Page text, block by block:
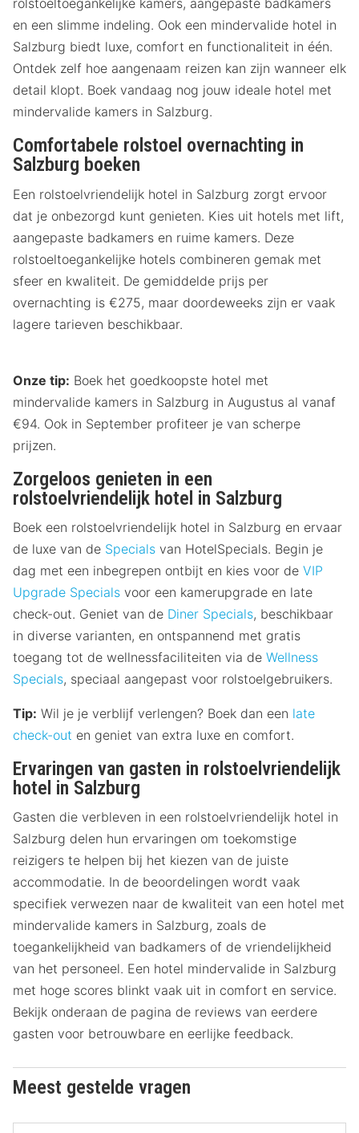
rolstoeltoegankelijke kamers, aangepaste badkamers
en een slimme indeling. Ook een mindervalide hotel in
Salzburg biedt luxe, comfort en functionaliteit in één.
Ontdek zelf hoe aangenaam reizen kan zijn wanneer elk
detail klopt. Boek vandaag nog jouw ideale hotel met
mindervalide kamers in Salzburg.
Comfortabele rolstoel overnachting in
Salzburg boeken
Een rolstoelvriendelijk hotel in Salzburg zorgt ervoor
dat je onbezorgd kunt genieten. Kies uit hotels met lift,
aangepaste badkamers en ruime kamers. Deze
rolstoeltoegankelijke hotels combineren gemak met
sfeer en kwaliteit. De gemiddelde prijs per
overnachting is €275, maar doordeweeks zijn er vaak
lagere tarieven beschikbaar.
Onze tip: Boek het goedkoopste hotel met
mindervalide kamers in Salzburg in Augustus al vanaf
€94. Ook in September profiteer je van scherpe
prijzen.
Zorgeloos genieten in een
rolstoelvriendelijk hotel in Salzburg
Boek een rolstoelvriendelijk hotel in Salzburg en ervaar
de luxe van de Specials van HotelSpecials. Begin je
dag met een inbegrepen ontbijt en kies voor de VIP
Upgrade Specials voor een kamerupgrade en late
check-out. Geniet van de Diner Specials, beschikbaar
in diverse varianten, en ontspannend met gratis
toegang tot de wellnessfaciliteiten via de Wellness
Specials, speciaal aangepast voor rolstoelgebruikers.
Tip: Wil je je verblijf verlengen? Boek dan een late
check-out en geniet van extra luxe en comfort.
Ervaringen van gasten in rolstoelvriendelijk
hotel in Salzburg
Gasten die verbleven in een rolstoelvriendelijk hotel in
Salzburg delen hun ervaringen om toekomstige
reizigers te helpen bij het kiezen van de juiste
accommodatie. In de beoordelingen wordt vaak
specifiek verwezen naar de kwaliteit van een hotel met
mindervalide kamers in Salzburg, zoals de
toegankelijkheid van badkamers of de vriendelijkheid
van het personeel. Een hotel mindervalide in Salzburg
met hoge scores blinkt vaak uit in comfort en service.
Bekijk onderaan de pagina de reviews van eerdere
gasten voor betrouwbare en eerlijke feedback.
Meest gestelde vragen